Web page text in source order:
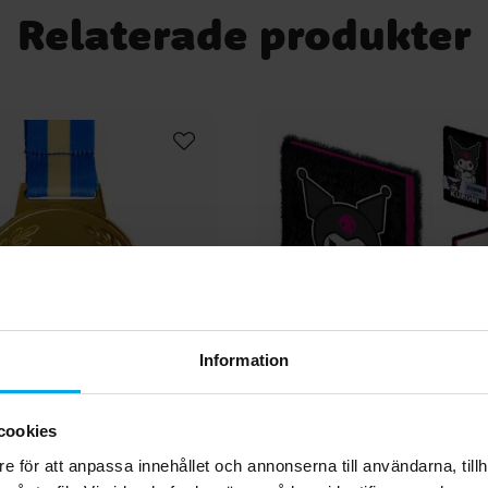
Information
för att anpassa innehållet och annonserna till användarna,
Relaterade produkter
till Examen
A5